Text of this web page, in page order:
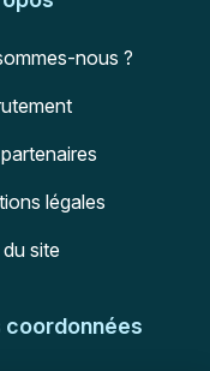
nous ?
légales
site
coordonnées